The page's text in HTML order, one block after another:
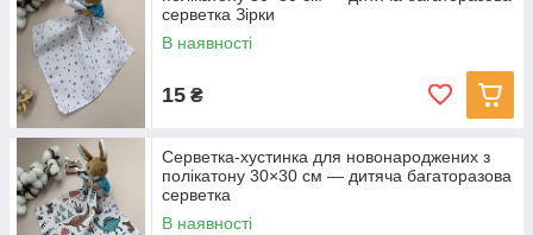
серветка Зірки
В наявності
15 ₴
Серветка-хустинка для новонароджених з
полікатону 30×30 см — дитяча багаторазова
серветка
В наявності